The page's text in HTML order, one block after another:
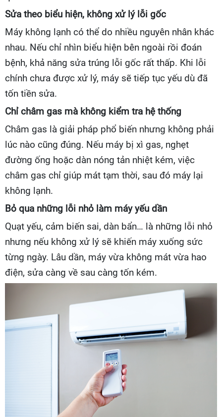
Sửa theo biểu hiện, không xử lý lỗi gốc
Máy không lạnh có thể do nhiều nguyên nhân khác
nhau. Nếu chỉ nhìn biểu hiện bên ngoài rồi đoán
bệnh, khả năng sửa trúng lỗi gốc rất thấp. Khi lỗi
chính chưa được xử lý, máy sẽ tiếp tục yếu dù đã
tốn tiền sửa.
Chỉ châm gas mà không kiểm tra hệ thống
Châm gas là giải pháp phổ biến nhưng không phải
lúc nào cũng đúng. Nếu máy bị xì gas, nghẹt
đường ống hoặc dàn nóng tản nhiệt kém, việc
châm gas chỉ giúp mát tạm thời, sau đó máy lại
không lạnh.
Bỏ qua những lỗi nhỏ làm máy yếu dần
Quạt yếu, cảm biến sai, dàn bẩn… là những lỗi nhỏ
nhưng nếu không xử lý sẽ khiến máy xuống sức
từng ngày. Lâu dần, máy vừa không mát vừa hao
điện, sửa càng về sau càng tốn kém.